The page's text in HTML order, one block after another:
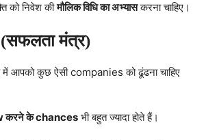
को निवेश कीमौलिक विधि का अभ्यासकरना चाहिए।
(सफलता मंत्र)
आपको कुछ ऐसी companies को ढूंढना चाहिए
करने के chances भी बहुत ज्यादा होते हैं।